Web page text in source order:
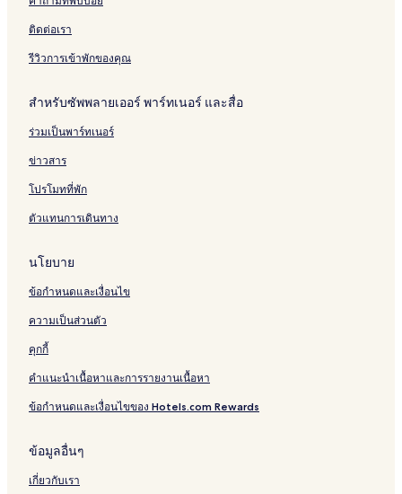
กำหนด
เพิ่มติดต่อเรา
รีวิวการเข้าพักของคุณ
สำหรับซัพพลายเออร์ พาร์ทเนอร์ และสื่อ
ร่วมเป็นพาร์ทเนอร์
ข่าวสาร
โปรโมทที่พัก
ตัวแทนการเดินทาง
นโยบาย
ข้อกำหนดและเงื่อนไข
ความเป็นส่วนตัว
คุกกี้
คำแนะนำเนื้อหาและการรายงานเนื้อหา
ข้อกำหนดและเงื่อนไขของ Hotels.com Rewards
ข้อมูลอื่นๆ
เกี่ยวกับเรา